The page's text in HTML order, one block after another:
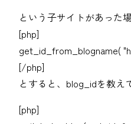
という子サイトがあった場
[php]
get_id_from_blogname(
[/php]
とすると、blog_idを教え
[php]